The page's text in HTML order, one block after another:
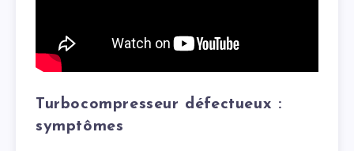
Turbocompresseur défectueux :
symptômes